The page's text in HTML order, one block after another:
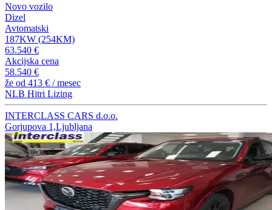
Novo vozilo
Dizel
Avtomatski
187KW (254KM)
63.540 €
Akcijska cena
58.540 €
že od 413 € / mesec
NLB Hitri Lizing
INTERCLASS CARS d.o.o.
Gorjupova 1,Ljubljana